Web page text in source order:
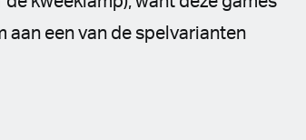
aan een van de spelvarianten